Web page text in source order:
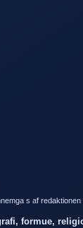
s af redaktionen
formue,